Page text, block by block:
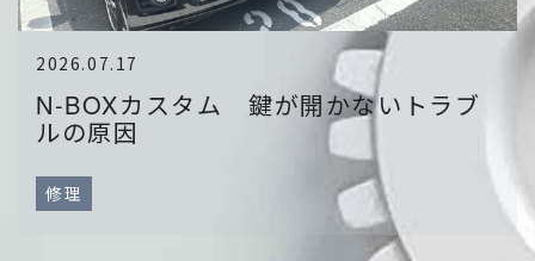
N-BOXカスタム 鍵が開かないトラブ
ルの原因
2026.07.17
修理